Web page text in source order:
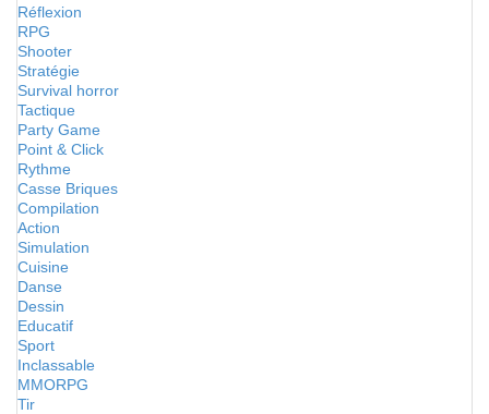
Réflexion
RPG
Shooter
Stratégie
Survival horror
Tactique
Party Game
Point & Click
Rythme
Casse Briques
Compilation
Action
Simulation
Cuisine
Danse
Dessin
Educatif
Sport
Inclassable
MMORPG
Tir